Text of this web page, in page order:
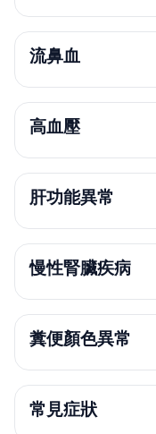
流鼻血
高血壓
肝功能異常
慢性腎臟疾病
糞便顏色異常
常見症狀